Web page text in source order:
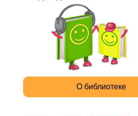
О библиотеке